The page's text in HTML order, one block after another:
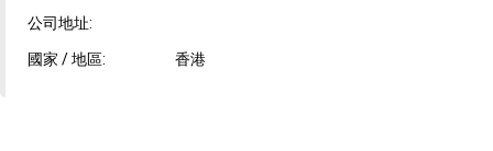
公司地址:
國家 / 地區: 香港